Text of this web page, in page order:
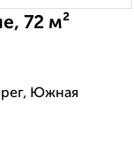
72 м²
Южная